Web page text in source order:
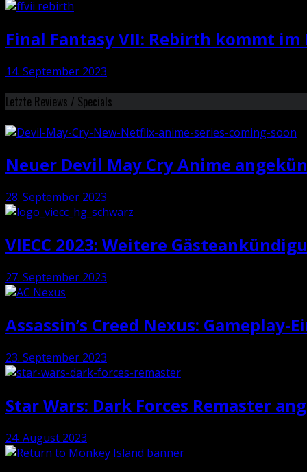
Final Fantasy VII: Rebirth kommt im
14. September 2023
Letzte Reviews / Specials
Neuer Devil May Cry Anime
28. September 2023
VIECC 2023: Weitere
27. September 2023
Assassin’s Creed Nexus:
23. September 2023
Star Wars: Dark Forces Remaster
24. August 2023